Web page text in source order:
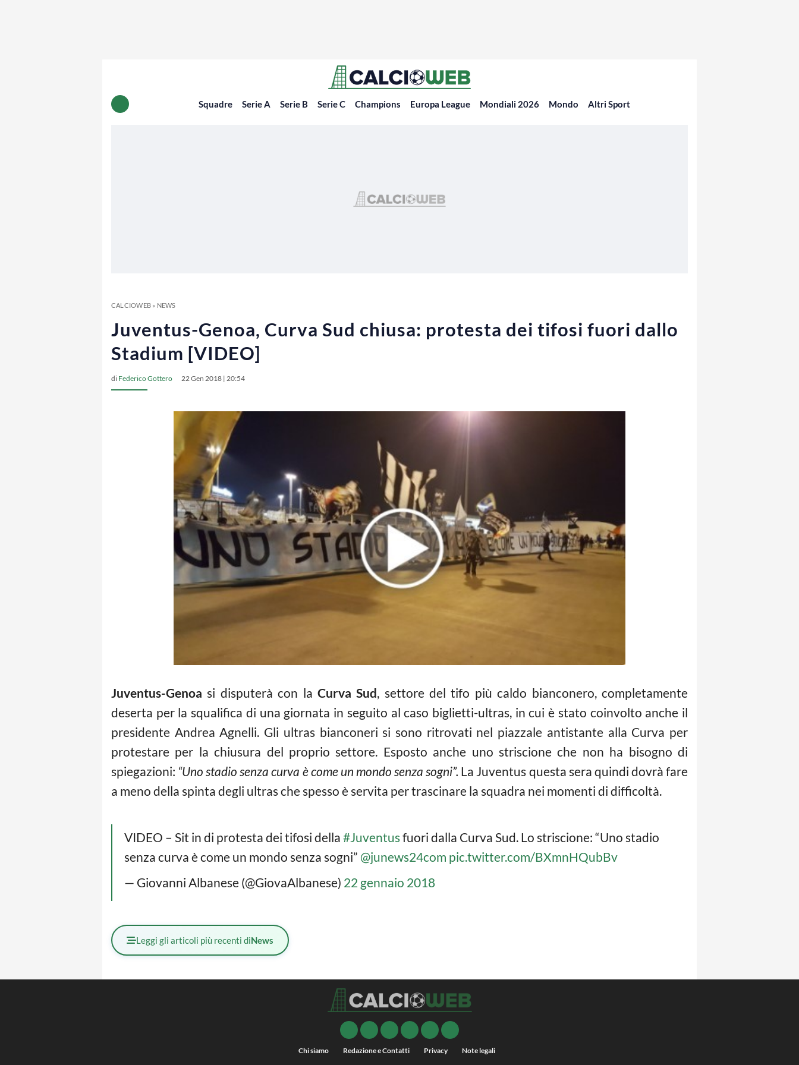
Squadre Serie A Serie B Serie C Champions Europa League Mondiali 2026 Mondo Altri Sport
CALCIOWEB» NEWS
Juventus-Genoa, Curva Sud chiusa: protesta dei tifosi fuori dallo
Stadium [VIDEO]
di Federico Gottero 22 Gen 2018 | 20:54
Juventus-Genoa si disputerà con la Curva Sud, settore del tifo più caldo bianconero, completamente
deserta per la squalifica di una giornata in seguito al caso biglietti-ultras, in cui è stato coinvolto anche il
presidente Andrea Agnelli. Gli ultras bianconeri si sono ritrovati nel piazzale antistante alla Curva per
protestare per la chiusura del proprio settore. Esposto anche uno striscione che non ha bisogno di
spiegazioni: “Uno stadio senza curva è come un mondo senza sogni”. La Juventus questa sera quindi dovrà fare
a meno della spinta degli ultras che spesso è servita per trascinare la squadra nei momenti di difficoltà.
VIDEO – Sit in di protesta dei tifosi della #Juventusfuori dalla Curva Sud. Lo striscione: “Uno stadio
senza curva è come un mondo senza sogni” @junews24com pic.twitter.com/BXmnHQubBv
— Giovanni Albanese (@GiovaAlbanese) 22 gennaio 2018
Leggi gli articoli più recenti diNews
Chi siamo Redazione e Contatti Privacy Note legali